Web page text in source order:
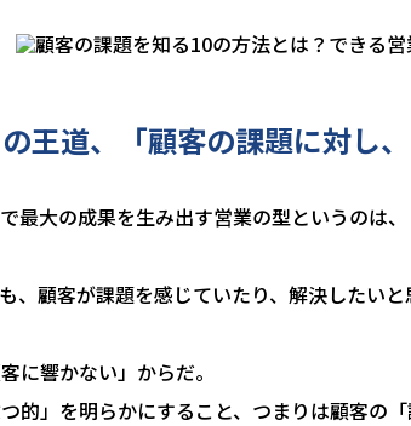
の王道、「顧客の課題に対し
最大の成果を生み出す営業の型というのは
、顧客が課題を感じていたり、解決したい
に響かない」からだ。
的」を明らかにすること、つまりは顧客の